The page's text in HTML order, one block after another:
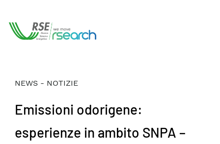
NEWS - NOTIZIE
Emissioni odorigene:
esperienze in ambito SNPA –